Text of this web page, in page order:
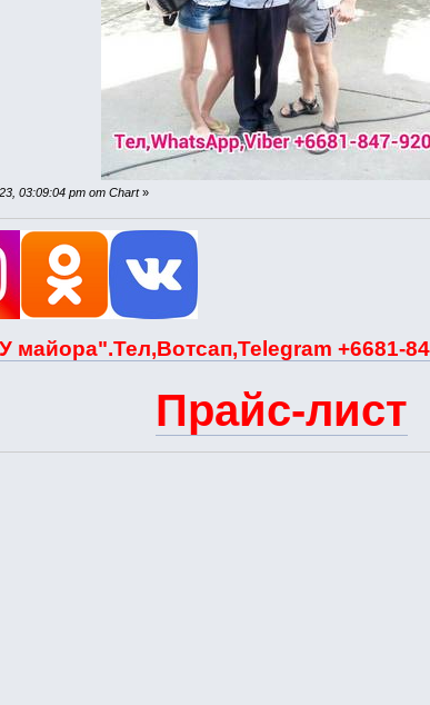
03:09:04 pm от Chart»
майора".Тел,Вотсап,Telegram +6681-
Прайс-лист